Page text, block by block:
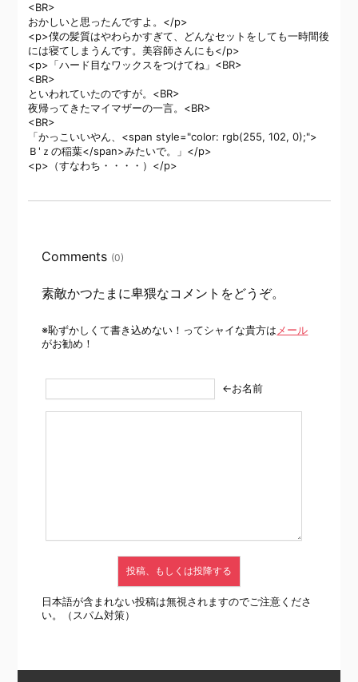
<BR>
おかしいと思ったんですよ。</p>
<p>僕の髪質はやわらかすぎて、どんなセットをしても一時間後
には寝てしまうんです。美容師さんにも</p>
<p>「ハード目なワックスをつけてね」<BR>
<BR>
といわれていたのですが。<BR>
夜帰ってきたマイマザーの一言。<BR>
<BR>
「かっこいいやん、<span style="color: rgb(255, 102, 0);">
Ｂ'ｚの稲葉</span>みたいで。」</p>
<p>（すなわち・・・・）</p>
Comments (0)
素敵かつたまに卑猥なコメントをどうぞ。
※恥ずかしくて書き込めない！ってシャイな貴方は メール
がお勧め！
←お名前
日本語が含まれない投稿は無視されますのでご注意くださ
い。（スパム対策）